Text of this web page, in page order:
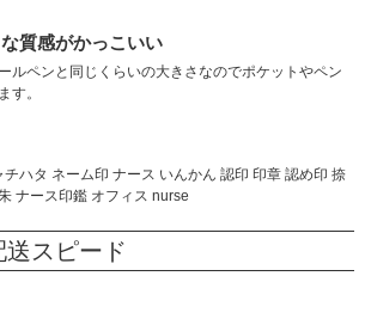
質感がかっこいい
ルペンと同じくらいの大きさなのでポケットやペン
す。
ハタ ネーム印 ナース いんかん 認印 印章 認め印 捺
ナース印鑑 オフィス nurse
スピード